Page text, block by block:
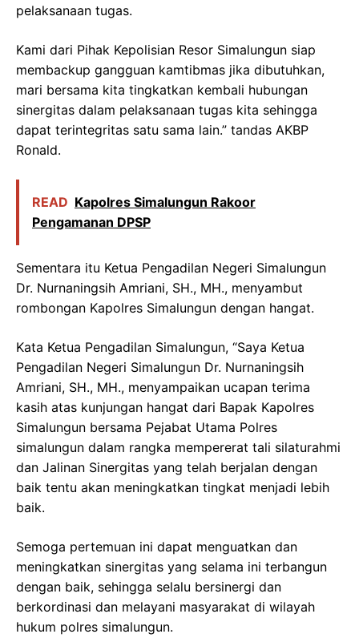
pelaksanaan tugas.
Kami dari Pihak Kepolisian Resor Simalungun siap
membackup gangguan kamtibmas jika dibutuhkan,
mari bersama kita tingkatkan kembali hubungan
sinergitas dalam pelaksanaan tugas kita sehingga
dapat terintegritas satu sama lain.” tandas AKBP
Ronald.
READ Kapolres Simalungun Rakoor
Pengamanan DPSP
Sementara itu Ketua Pengadilan Negeri Simalungun
Dr. Nurnaningsih Amriani, SH., MH., menyambut
rombongan Kapolres Simalungun dengan hangat.
Kata Ketua Pengadilan Simalungun, “Saya Ketua
Pengadilan Negeri Simalungun Dr. Nurnaningsih
Amriani, SH., MH., menyampaikan ucapan terima
kasih atas kunjungan hangat dari Bapak Kapolres
Simalungun bersama Pejabat Utama Polres
simalungun dalam rangka mempererat tali silaturahmi
dan Jalinan Sinergitas yang telah berjalan dengan
baik tentu akan meningkatkan tingkat menjadi lebih
baik.
Semoga pertemuan ini dapat menguatkan dan
meningkatkan sinergitas yang selama ini terbangun
dengan baik, sehingga selalu bersinergi dan
berkordinasi dan melayani masyarakat di wilayah
hukum polres simalungun.